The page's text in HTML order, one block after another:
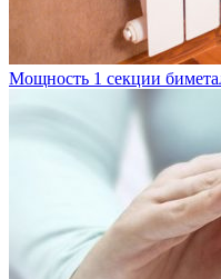
Мощность 1 секции